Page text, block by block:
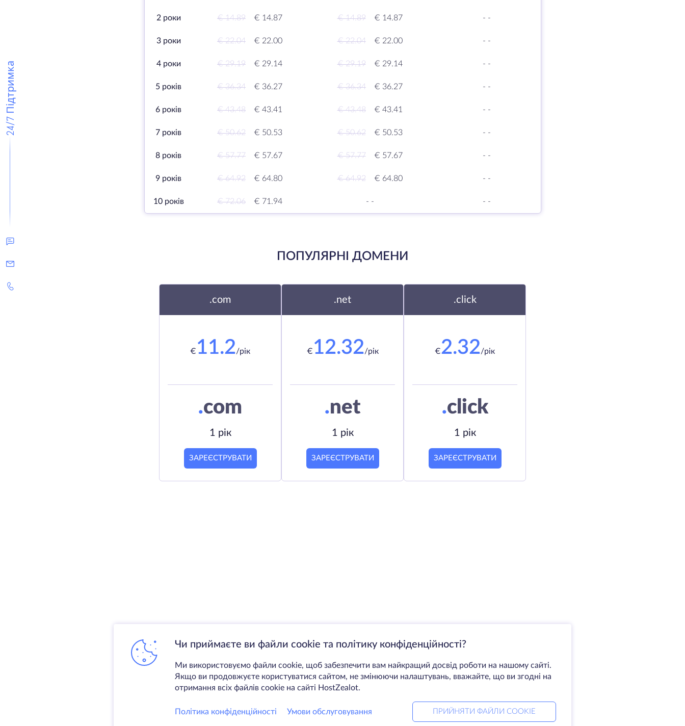
24/7 Підтримка
2 роки € 14.89 € 14.87 € 14.89 € 14.87 - -
3 роки € 22.04 € 22.00 € 22.04 € 22.00 - -
4 роки € 29.19 € 29.14 € 29.19 € 29.14 - -
5 років € 36.34 € 36.27 € 36.34 € 36.27 - -
6 років € 43.48 € 43.41 € 43.48 € 43.41 - -
7 років € 50.62 € 50.53 € 50.62 € 50.53 - -
8 років € 57.77 € 57.67 € 57.77 € 57.67 - -
9 років € 64.92 € 64.80 € 64.92 € 64.80 - -
10 років € 72.06 € 71.94 - - - -
ПОПУЛЯРНІ ДОМЕНИ
.com
€ 11.2/рік
.com
1 рік
ЗАРЕЄСТРУВАТИ
.net
€ 12.32/рік
.net
1 рік
ЗАРЕЄСТРУВАТИ
.click
€2.32/рік
.click
1 рік
ЗАРЕЄСТРУВАТИ
Чи приймаєте ви файли cookie та політику конфіденційності?
Ми використовуємо файли cookie, щоб забезпечити вам найкращий досвід роботи на нашому сайті.
Якщо ви продовжуєте користуватися сайтом, не змінюючи налаштувань, вважайте, що ви згодні на
отримання всіх файлів cookie на сайті HostZealot.
Політика конфіденційності Умови обслуговування ПРИЙНЯТИ ФАЙЛИ COOKIE